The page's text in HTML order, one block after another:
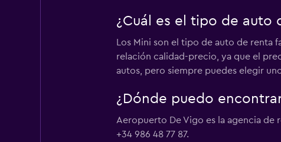
¿Cuál es el tipo de auto
Los Mini son el tipo de auto de
relación calidad-precio, ya que el
autos, pero siempre puedes elegir
¿Dónde puedo
Aeropuerto De Vigo es la agencia de
+34 986 48 77 87.